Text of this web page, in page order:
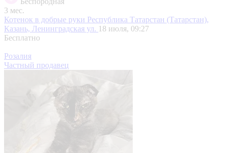
3 мес.
Котенок в добрые руки Республика Татарстан (Татарстан),
Казань, Ленинградская ул. 18 июля, 09:27
Бесплатно
Розалия
Частный продавец